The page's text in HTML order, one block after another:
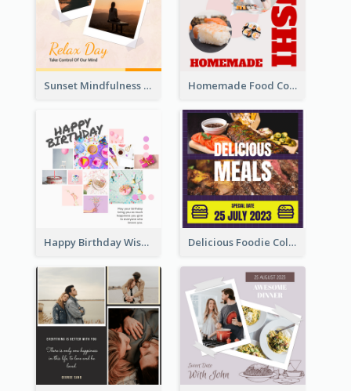
Sunset Mindfulness Instagram Post Homemade Food Collage Instagram Post
Happy Birthday Wishes Instagram Post Delicious Foodie Collage Instagram Post